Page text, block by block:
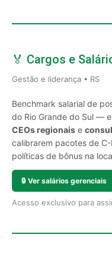
🏅 Cargos e
Gestão e liderança • RS
Benchmark salarial de
do Rio Grande do Sul —
CEOs regionais e
calibrarem pacotes de
políticas de bônus na
🔒 Ver salários gerenciais
Acesso exclusivo para